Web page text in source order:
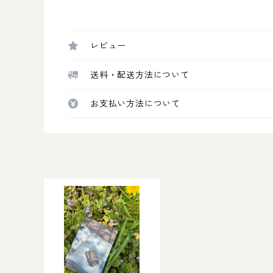
レビュー
送料・配送方法について
お支払い方法について